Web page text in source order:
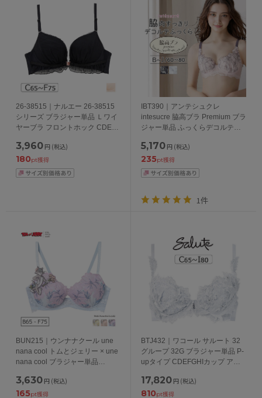
26-38515｜ナルエー 26-38515
シリーズ ブラジャー単品 Ｌワイ
ヤーブラ フロントホック CDEF
3,960 円 (税込)
180pt獲得
IBT390｜アンテシュクレ
intesucre 脇高ブラ Premium ブラ
ジャー単品 ふっくらデコルテメ
ー60/65/70/75cm
5,170 円 (税込)
235pt獲得
1件
BUN215｜ウンナナクール une
nana cool トムとジェリー × une
nana cool ブラジャー単品
65/70/75cm
3,630 円 (税込)
165pt獲得
BTJ432｜ワコール サルート 32
グループ 32G ブラジャー単品 P-
upタイプ CDEFGHIカップ アン
17,820 円 (税込)
810pt獲得